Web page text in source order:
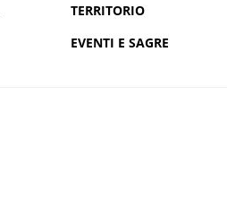
TERRITORIO
EVENTI E SAGRE